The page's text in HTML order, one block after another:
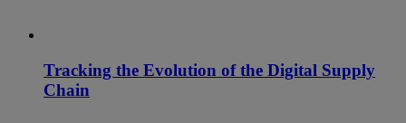
Tracking the Evolution of the Digital Supply
Chain